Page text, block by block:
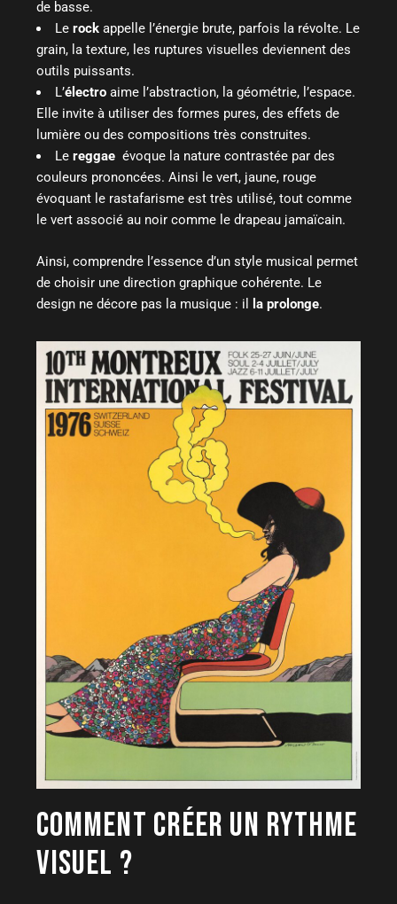
de basse.
Lerock appelle l’énergie brute, parfois la révolte. Le
grain, la texture, les ruptures visuelles deviennent des
outils puissants.
L’électro aime l’abstraction, la géométrie, l’espace.
Elle invite à utiliser des formes pures, des effets de
lumière ou des compositions très construites.
Lereggae évoque la nature contrastée par des
couleurs prononcées. Ainsi le vert, jaune, rouge
évoquant le rastafarisme est très utilisé, tout comme
le vert associé au noir comme le drapeau jamaïcain.
Ainsi, comprendre l’essence d’un style musical permet
de choisir une direction graphique cohérente. Le
design ne décore pas la musique : il
la prolonge.
COMMENT CRÉER UN RYTHME
VISUEL ?